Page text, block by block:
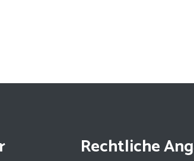
Rechtliche